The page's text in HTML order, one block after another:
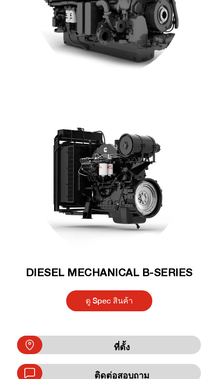
DIESEL MECHANICAL B-SERIES
ดู Spec สินค้า
ที่ตั้ง
ติดต่อสอบถาม